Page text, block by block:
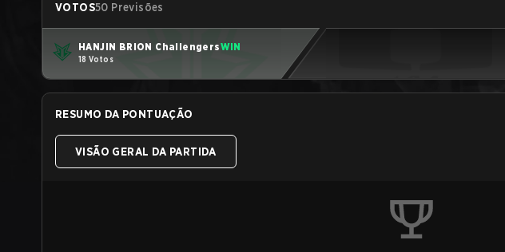
VOTOS50 Previsões
HANJIN BRION ChallengersWIN
18 Votos
RESUMO DA PONTUAÇÃO
VISÃO GERAL DA PARTIDA